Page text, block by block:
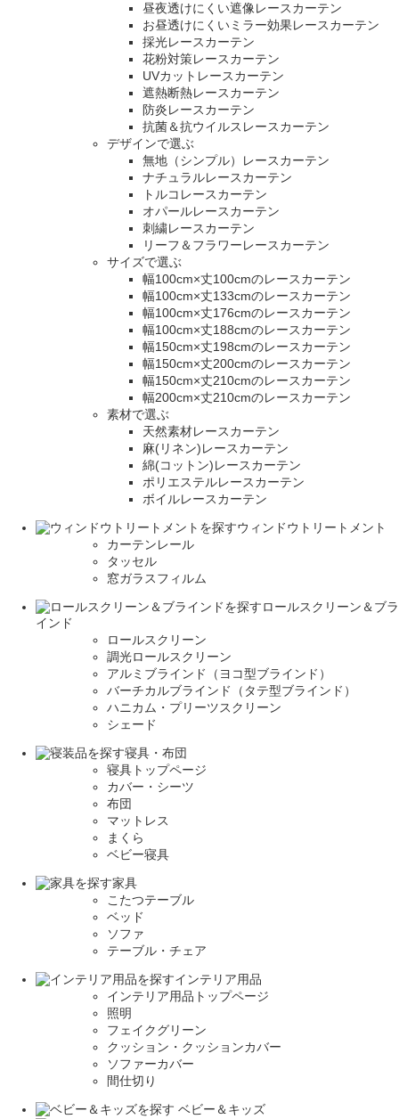
昼夜透けにくい遮像レースカーテン
お昼透けにくいミラー効果レースカーテン
採光レースカーテン
花粉対策レースカーテン
UVカットレースカーテン
遮熱断熱レースカーテン
防炎レースカーテン
抗菌＆抗ウイルスレースカーテン
デザインで選ぶ
無地（シンプル）レースカーテン
ナチュラルレースカーテン
トルコレースカーテン
オパールレースカーテン
刺繍レースカーテン
リーフ＆フラワーレースカーテン
サイズで選ぶ
幅100cm×丈100cmのレースカーテン
幅100cm×丈133cmのレースカーテン
幅100cm×丈176cmのレースカーテン
幅100cm×丈188cmのレースカーテン
幅150cm×丈198cmのレースカーテン
幅150cm×丈200cmのレースカーテン
幅150cm×丈210cmのレースカーテン
幅200cm×丈210cmのレースカーテン
素材で選ぶ
天然素材レースカーテン
麻(リネン)レースカーテン
綿(コットン)レースカーテン
ポリエステルレースカーテン
ボイルレースカーテン
ウィンドウトリートメント
カーテンレール
タッセル
窓ガラスフィルム
ロールスクリーン＆ブラ
インド
ロールスクリーン
調光ロールスクリーン
アルミブラインド（ヨコ型ブラインド）
バーチカルブラインド（タテ型ブラインド）
ハニカム・プリーツスクリーン
シェード
寝具・布団
寝具トップページ
カバー・シーツ
布団
マットレス
まくら
ベビー寝具
家具
こたつテーブル
ベッド
ソファ
テーブル・チェア
インテリア用品
インテリア用品トップページ
照明
フェイクグリーン
クッション・クッションカバー
ソファーカバー
間仕切り
ベビー＆キッズ